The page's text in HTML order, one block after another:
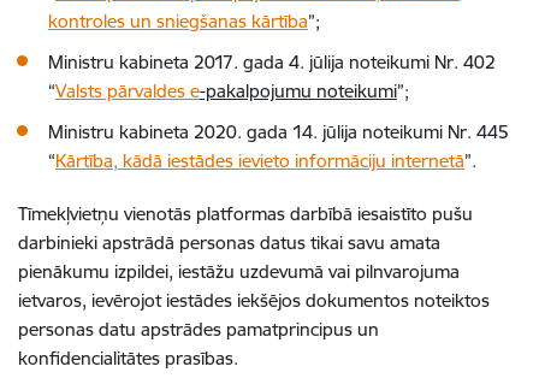
kontroles un sniegšanas kārtība”;
Ministru kabineta 2017. gada 4. jūlija noteikumi Nr. 402
“Valsts pārvaldes e-pakalpojumu noteikumi”;
Ministru kabineta 2020. gada 14. jūlija noteikumi Nr. 445
“Kārtība, kādā iestādes ievieto informāciju internetā”.
Tīmekļvietņu vienotās platformas darbībā iesaistīto pušu
darbinieki apstrādā personas datus tikai savu amata
pienākumu izpildei, iestāžu uzdevumā vai pilnvarojuma
ietvaros, ievērojot iestādes iekšējos dokumentos noteiktos
personas datu apstrādes pamatprincipus un
konfidencialitātes prasības.